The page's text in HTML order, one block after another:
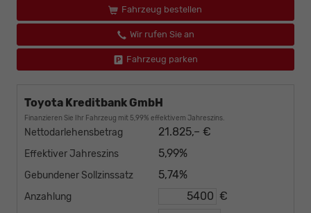
Fahrzeug bestellen
Wir rufen Sie an
Fahrzeug parken
Toyota Kreditbank GmbH
Finanzieren Sie Ihr Fahrzeug mit 5,99% effektivem Jahreszins.
Nettodarlehensbetrag 21.825,– €
Effektiver Jahreszins 5,99%
Gebundener Sollzinssatz 5,74%
Anzahlung €